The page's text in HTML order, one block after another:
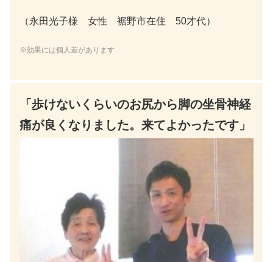
（永田光子様 女性 裾野市在住 50才代）
※効果には個人差があります
「歩けないくらいのお尻から脚の坐骨神経
痛が良くなりました。来てよかったです」